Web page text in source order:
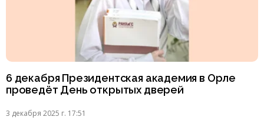
6 декабря Президентская академия в Орле
проведёт День открытых дверей
3 декабря 2025 г. 17:51